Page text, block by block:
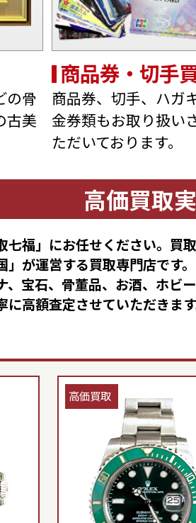
の骨
古美
商品券・切手
商品券、切手、ハガ
金券類もお取り扱い
ただいております。
高価買取
七福」にお任せください。
」が運営する買取専門店です
、宝石、骨董品、お酒、ホビ
に高額査定させていただきます